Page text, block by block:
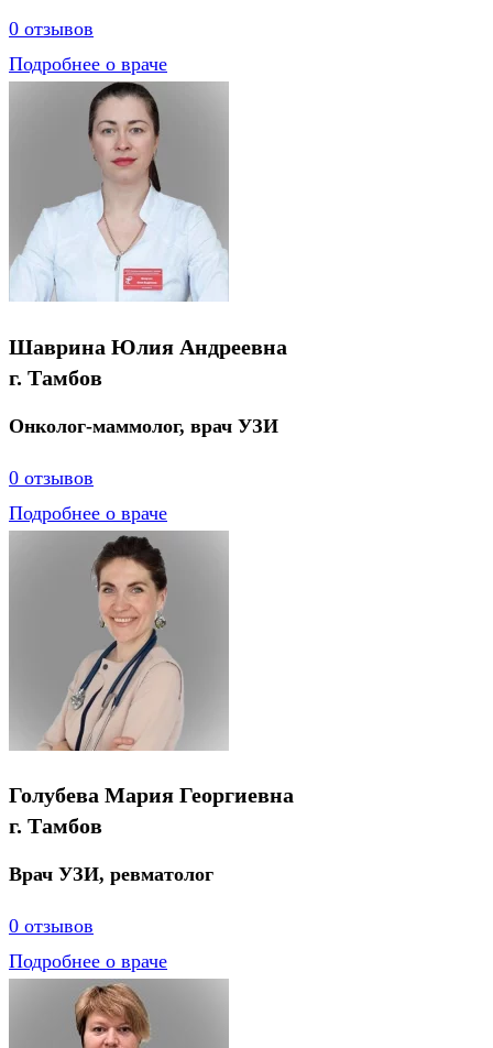
0 отзывов
Подробнее о враче
Шаврина Юлия Андреевна
г. Тамбов
Онколог-маммолог, врач УЗИ
0 отзывов
Подробнее о враче
Голубева Мария Георгиевна
г. Тамбов
Врач УЗИ, ревматолог
0 отзывов
Подробнее о враче